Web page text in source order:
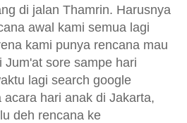
di jalan Thamrin. Harusnya
awal kami semua lagi
kami punya rencana mau
Jum'at sore sampe hari
lagi search google
hari anak di Jakarta,
deh rencana ke